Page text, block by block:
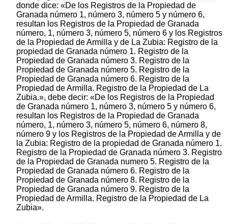
donde dice: «De los Registros de la Propiedad de
Granada número 1, número 3, número 5 y número 6,
resultan los Registros de la Propiedad de Granada
número, 1, número 3, número 5, número 6 y los Registros
de la Propiedad de Armilla y de La Zubia: Registro de la
propiedad de Granada número 1. Registro de la
Propiedad de Granada número 3. Registro de la
Propiedad de Granada número 5. Registro de la
Propiedad de Granada número 6. Registro de la
Propiedad de Armilla. Registro de la Propiedad de La
Zubia.», debe decir: «De los Registros de la Propiedad
de Granada número 1, número 3, número 5 y número 6,
resultan los Registros de la Propiedad de Granada
número, 1, número 3, número 5, número 6, número 8,
número 9 y los Registros de la Propiedad de Armilla y de
la Zubia: Registro de la propiedad de Granada número 1.
Registro de la Propiedad de Granada número 3. Registro
de la Propiedad de Granada numero 5. Registro de la
Propiedad de Granada número 6. Registro de la
Propiedad de Granada número 8. Registro de la
Propiedad de Granada número 9. Registro de la
Propiedad de Armilla. Registro de la Propiedad de La
Zubia».